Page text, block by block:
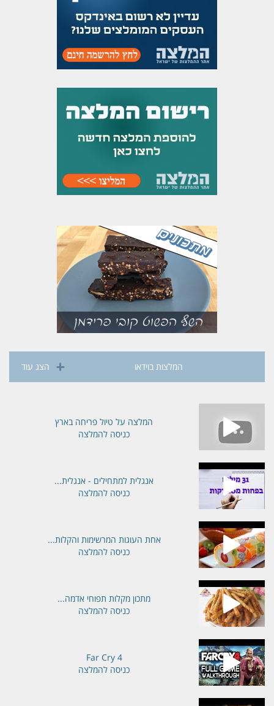
הצג עוד המלצות בוידאו
המלצה על טיול פריחה בארץ
כניסה להמלצה
אנגלית למתחילים - אנגלית...
כניסה להמלצה
אחת העוגות המרשימות והקלות...
כניסה להמלצה
מתכון מקלות תפוחי אדמה...
כניסה להמלצה
Far Cry 4
כניסה להמלצה